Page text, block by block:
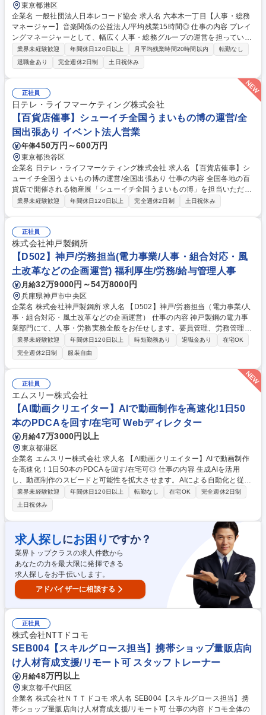
東京都港区
企業名 一般社団法人日本レコード協会 求人名 六本木一丁目【人事・総務
マネージャー】音楽関係の公益法人/平均残業15時間◎ 仕事の内容 プレイ
ングマネージャーとして、幅広く人事・総務グループの運営を担っていた
だきます。■グループ運営・マネジメント業務：人事・総務グループの運
営、部員の業務管理・育成・評価、役員・他部署との調整・連携 ■総務業
務：理事会他会議運営、役員登記、秘書業務管理（秘書1名）、会員社入
退会、渉外対応、安全衛生管理、規程改定、オフィス管理（庶務1名）、
庶務業務の統括、その他■人事業務：採用、入退社管理、勤怠/給与管理、
育成（研修/OJT関連）、人事制度（設計/運用）■まずは総務実務や会議運
営で現場を理解し、徐々にマネジメント領域を広げながら、人事・総務部
門の責任者として組織を牽引することを期待します。 募集職種 六本木一
丁目【人事・総務マネージャー】音楽関係の公益法人/平均残業15時間◎
業界未経験歓迎 年間休日120日以上 月平均残業時間20時間以内
転勤なし
退職金あり
完全週休2日制 土日祝休み
正社員
日テレ・ライフマーケティング株式会社
【百貨店催事】シューイチ全国うまいもの博の運営/全
国出張あり イベント法人営業
年俸450万円～600万円
東京都渋谷区
企業名 日テレ・ライフマーケティング株式会社 求人名 【百貨店催事】シ
ューイチ全国うまいもの博の運営/全国出張あり 仕事の内容 全国各地の百
貨店で開催される物産展「シューイチ全国うまいもの博」を担当いただき
ます。イベント開催数の増加に伴い新しい仲間を募集いたします。イベン
よび管理業務 2.イベントスペースの運営会社等に対する実務交渉及びイベ
ント実施の機会を獲得するための業務 3.イベント実施場所での運営サポー
ト業務 ※宿泊を伴う国内出張があります。 ■出店運営事務 募集職種 【百
貨店催事】シューイチ全国うまいもの博の運営/全国出張あり
業界未経験歓迎 年間休日120日以上 完全週休2日制 土日祝休み
正社員
株式会社神戸製鋼所
【D502】神戸/労務担当(電力事業/人事・組合対応・風
土改革などの企画運営) 福利厚生/労務/給与管理人事
月給32万9000円～54万8000円
兵庫県神戸市中央区
企業名 株式会社神戸製鋼所 求人名 【D502】神戸/労務担当（電力事業/人
事・組合対応・風土改革などの企画運営） 仕事の内容 神戸製鋼の電力事
業部門にて、人事・労務実務全般をお任せします。要員管理、労務管理、
労働組合との折衝、研修体系の整備など、部門人事として現場に近い距離
で組織の基盤作りをリードするポジションです。 (1)労務・組合折衝：現
場の課題把握と円滑な運営のための調整。 (2)人事運営：中長期的な要員
計画の策定や予算管理。 (3)組織改善：人材育成や風土改革の企画・運
用。 (4)その他：ダイバーシティ推進や人事データ管理。 将来は本社や他
部門の人事・総務とのローテーションも可能。組織規模が限られているか
らこそ、各人が事業運営に深く関与でき、人事のスペシャリストとして飛
躍的な成長が期待できる環境です。 募集職種 【D502】神戸/労務担当（電
力事業/人事・組合対応・風土改革などの企画運営）
業界未経験歓迎 年間休日120日以上 時短勤務あり 退職金あり
在宅OK
完全週休2日制
服装自由
正社員
エムスリー株式会社
【AI動画クリエイター】AIで動画制作を高速化!1日50
本のPDCAを回す/在宅可 Webディレクター
月給47万3000円以上
東京都港区
企業名 エムスリー株式会社 求人名 【AI動画クリエイター】AIで動画制作
を高速化！1日50本のPDCAを回す/在宅可◎ 仕事の内容 生成AIを活用
し、動画制作のスピードと可能性を拡大させます。AIによる自動化と従来
の制作のハイブリッドで、大量・高速・高品質な動画施策の高速PDCAサ
イクルを回し、ビジネス成果への貢献を目指します。 AIエージェントに定
型作業を任せ、「何を・なぜ作るか」の判断と企画に集中する新しい制作
スタイルを担います。 ■AI・自動化を用いた動画制作ワークフローの設計
と最適化 ■事業部門への動画活用提案 ■生成AIを用いた動画コンテンツ企
画・制作・効果検証 ■AIによるシナリオ・クリップ・音声・字幕の生成や
制作管理 ※1日50本規模の体制を構築し、仮説検証と改善を行います。 募
集職種 【AI動画クリエイター】AIで動画制作を高速化！1日50本のPDCA
を回す/在宅可◎
業界未経験歓迎 年間休日120日以上 転勤なし 在宅OK
完全週休2日制
土日祝休み
求人探しにお困り ですか？
業界トップクラスの求人件数から
あなたの力を最大限に発揮できる
求人探しをお手伝いします。
アドバイザーに相談する
正社員
株式会社NTTドコモ
SEB004【スキルグロース担当】携帯ショップ量販店向
け人材育成支援/リモート可 スタッフトレーナー
月給48万円以上
東京都千代田区
企業名 株式会社ＮＴＴドコモ 求人名 SEB004【スキルグロース担当】携
帯ショップ量販店向け人材育成支援/リモート可 仕事の内容 ドコモ全体の